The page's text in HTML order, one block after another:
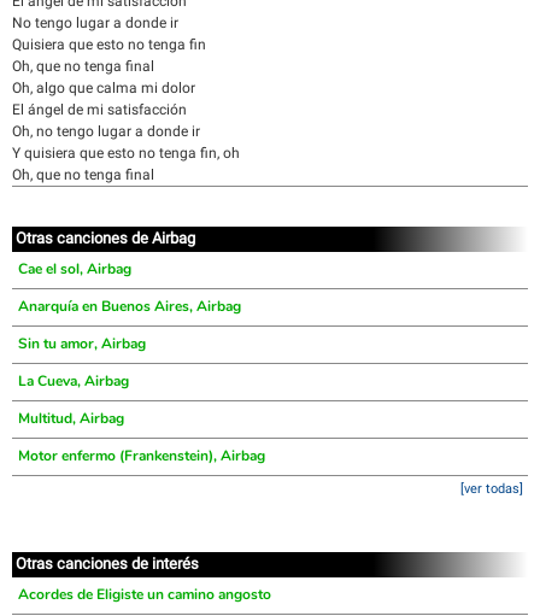
No tengo lugar a donde ir
Quisiera que esto no tenga fin
Oh, que no tenga final
Oh, algo que calma mi dolor
El ángel de mi satisfacción
Oh, no tengo lugar a donde ir
Y quisiera que esto no tenga fin, oh
Oh, que no tenga final
Otras canciones de Airbag
Cae el sol, Airbag
Anarquía en Buenos Aires, Airbag
Sin tu amor, Airbag
La Cueva, Airbag
Multitud, Airbag
Motor enfermo (Frankenstein), Airbag
[ver todas]
Otras canciones de interés
Acordes de Eligiste un camino angosto